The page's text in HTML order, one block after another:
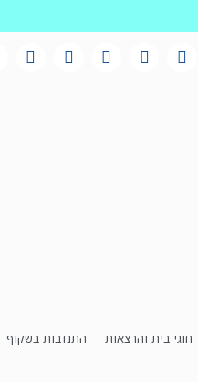
חוגי בית והרצאות התנדבות בשקוף